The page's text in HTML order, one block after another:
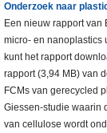
Onderzoek naar
Een nieuw rapport van
micro- en nanoplastics
kunt het rapport
rapport (3,94 MB) van
FCMs van gerecycled
Giessen-studie waarin
van cellulose wordt